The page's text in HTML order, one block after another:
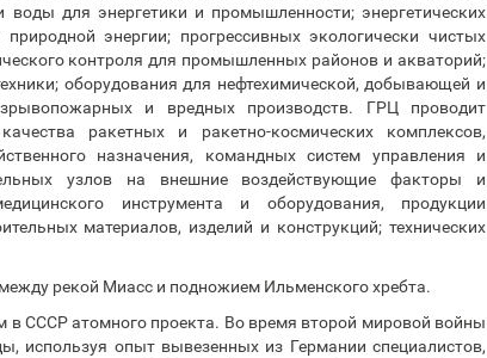
воды для энергетики и промышленности; энергетических
энергии; прогрессивных экологически чистых
контроля для промышленных районов и акваторий;
оборудования для нефтехимической, добывающей и
и вредных производств. ГРЦ проводит
ракетных и ракетно-космических комплексов,
назначения, командных систем управления и
узлов на внешние воздействующие факторы и
инструмента и оборудования, продукции
материалов, изделий и конструкций; технических
рекой Миасс и подножием Ильменского хребта.
в СССР атомного проекта. Во время второй мировой войны
используя опыт вывезенных из Германии специалистов,